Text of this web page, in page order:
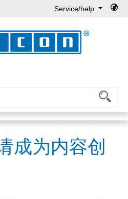
Service/help
成为内容创